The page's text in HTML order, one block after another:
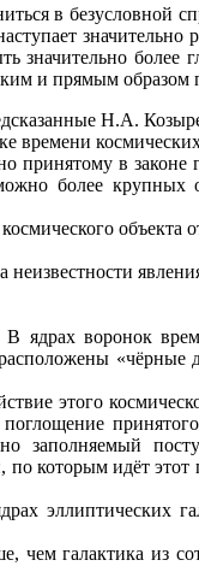
в безусловной
более
и прямым
Н.А.
принятому в
более крупных
ядрах воронок
этого
заполняемый
эллиптических
галактика из